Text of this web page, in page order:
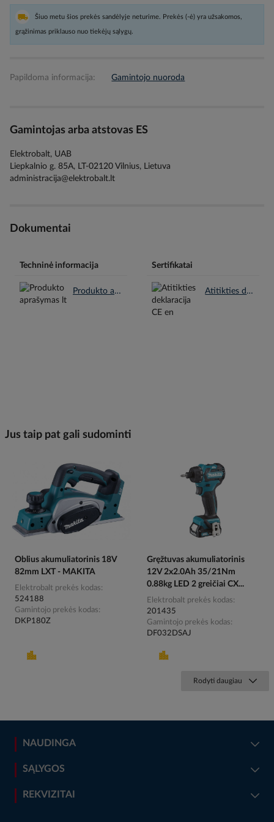
Šiuo metu šios prekės sandėlyje neturime. Prekės (-ė) yra užsakomos,
grąžinimas priklauso nuo tiekėjų sąlygų.
Papildoma informacija: Gamintojo nuoroda
Gamintojas arba atstovas ES
Elektrobalt, UAB
Liepkalnio g. 85A, LT-02120 Vilnius, Lietuva
administracija@elektrobalt.lt
Dokumentai
Techninė informacija
Produkto aprašymas lt.pdf
Sertifikatai
Atitikties deklaracija CE en.pdf
Jus taip pat gali sudominti
Oblius akumuliatorinis 18V
82mm LXT - MAKITA
Elektrobalt prekės kodas
524188
Gamintojo prekės kodas
DKP180Z
Gręžtuvas akumuliatorinis
12V 2x2.0Ah 35/21Nm
0.88kg LED 2 greičiai CX...
Elektrobalt prekės kodas
201435
Gamintojo prekės kodas
DF032DSAJ
Rodyti daugiau
NAUDINGA
SĄLYGOS
REKVIZITAI